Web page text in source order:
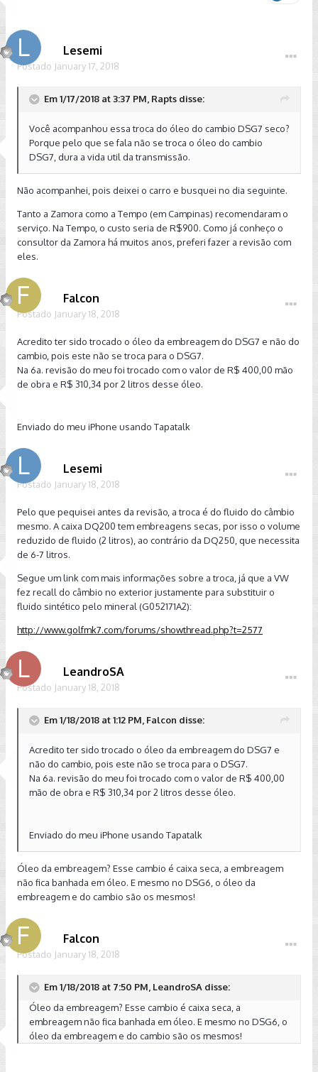
Lesemi
Postado January 17, 2018
Em 1/17/2018 at 3:37 PM, Rapts disse:
Você acompanhou essa troca do óleo do cambio DSG7 seco?
Porque pelo que se fala não se troca o óleo do cambio
DSG7, dura a vida util da transmissão.
Não acompanhei, pois deixei o carro e busquei no dia seguinte.
Tanto a Zamora como a Tempo (em Campinas) recomendaram o
serviço. Na Tempo, o custo seria de R$900. Como já conheço o
consultor da Zamora há muitos anos, preferi fazer a revisão com
eles.
Falcon
Postado January 18, 2018
Acredito ter sido trocado o óleo da embreagem do DSG7 e não do
cambio, pois este não se troca para o DSG7.
Na 6a. revisão do meu foi trocado com o valor de R$ 400,00 mão
de obra e R$ 310,34 por 2 litros desse óleo.
Enviado do meu iPhone usando Tapatalk
Lesemi
Postado January 18, 2018
Pelo que pequisei antes da revisão, a troca é do fluido do câmbio
mesmo. A caixa DQ200 tem embreagens secas, por isso o volume
reduzido de fluido (2 litros), ao contrário da DQ250, que necessita
de 6-7 litros.
Segue um link com mais informações sobre a troca, já que a VW
fez recall do câmbio no exterior justamente para substituir o
fluido sintético pelo mineral (G052171A2):
http://www.golfmk7.com/forums/showthread.php?t=2577
LeandroSA
Postado January 18, 2018
Em 1/18/2018 at 1:12 PM, Falcon disse:
Acredito ter sido trocado o óleo da embreagem do DSG7 e
não do cambio, pois este não se troca para o DSG7.
Na 6a. revisão do meu foi trocado com o valor de R$ 400,00
mão de obra e R$ 310,34 por 2 litros desse óleo.
Enviado do meu iPhone usando Tapatalk
Óleo da embreagem? Esse cambio é caixa seca, a embreagem
não fica banhada em óleo. E mesmo no DSG6, o óleo da
embreagem e do cambio são os mesmos!
Falcon
Postado January 18, 2018
Em 1/18/2018 at 7:50 PM, LeandroSA disse:
Óleo da embreagem? Esse cambio é caixa seca, a
embreagem não fica banhada em óleo. E mesmo no DSG6, o
óleo da embreagem e do cambio são os mesmos!